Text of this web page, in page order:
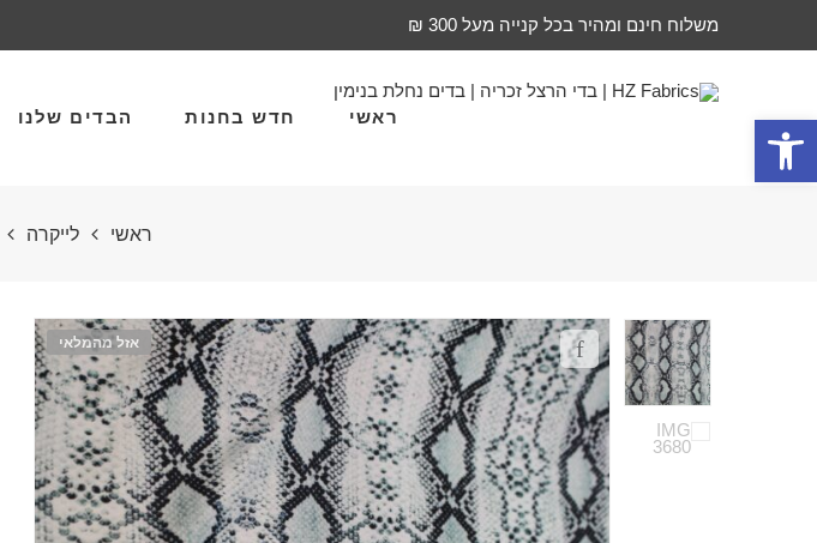
פתח סרגל נגישות
משלוח חינם ומהיר בכל קנייה מעל 300 ₪
ראשי חדש בחנות הבדים שלנו
ראשי לייקרה
אזל מהמלאי